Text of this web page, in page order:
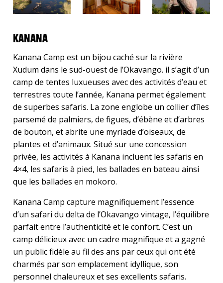
KANANA
Kanana Camp est un bijou caché sur la rivière
Xudum dans le sud-ouest de l’Okavango. il s’agit d’un
camp de tentes luxueuses avec des activités d’eau et
terrestres toute l’année, Kanana permet également
de superbes safaris. La zone englobe un collier d’îles
parsemé de palmiers, de figues, d’ébène et d’arbres
de bouton, et abrite une myriade d’oiseaux, de
plantes et d’animaux. Situé sur une concession
privée, les activités à Kanana incluent les safaris en
4×4, les safaris à pied, les ballades en bateau ainsi
que les ballades en mokoro.
Kanana Camp capture magnifiquement l’essence
d’un safari du delta de l’Okavango vintage, l’équilibre
parfait entre l’authenticité et le confort. C’est un
camp délicieux avec un cadre magnifique et a gagné
un public fidèle au fil des ans par ceux qui ont été
charmés par son emplacement idyllique, son
personnel chaleureux et ses excellents safaris.